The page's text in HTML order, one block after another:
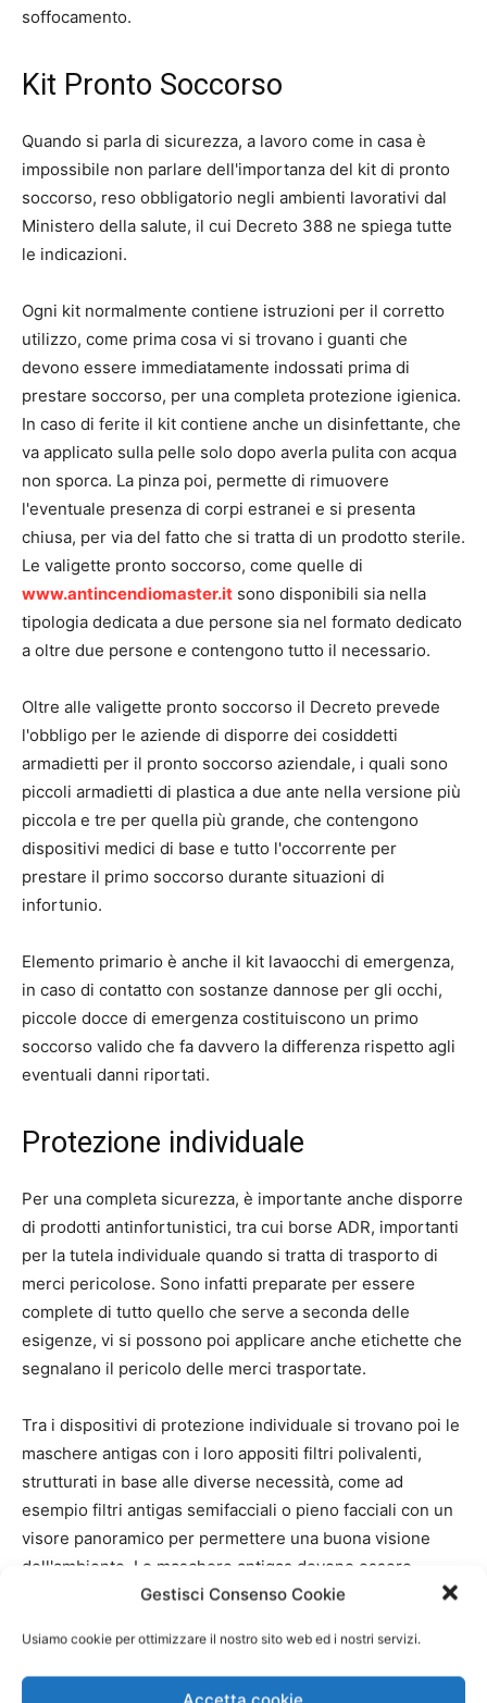
Gestisci Consenso Cookie
Usiamo cookie per ottimizzare il nostro sito web ed i nostri servizi.
soffocamento.
Kit Pronto Soccorso
Quando si parla di sicurezza, a lavoro come in casa è
impossibile non parlare dell'importanza del kit di pronto
soccorso, reso obbligatorio negli ambienti lavorativi dal
Ministero della salute, il cui Decreto 388 ne spiega tutte
le indicazioni.
Ogni kit normalmente contiene istruzioni per il corretto
utilizzo, come prima cosa vi si trovano i guanti che
devono essere immediatamente indossati prima di
prestare soccorso, per una completa protezione igienica.
In caso di ferite il kit contiene anche un disinfettante, che
va applicato sulla pelle solo dopo averla pulita con acqua
non sporca. La pinza poi, permette di rimuovere
l'eventuale presenza di corpi estranei e si presenta
chiusa, per via del fatto che si tratta di un prodotto sterile.
Le valigette pronto soccorso, come quelle di
www.antincendiomaster.it sono disponibili sia nella
tipologia dedicata a due persone sia nel formato dedicato
a oltre due persone e contengono tutto il necessario.
Oltre alle valigette pronto soccorso il Decreto prevede
l'obbligo per le aziende di disporre dei cosiddetti
armadietti per il pronto soccorso aziendale, i quali sono
piccoli armadietti di plastica a due ante nella versione più
piccola e tre per quella più grande, che contengono
dispositivi medici di base e tutto l'occorrente per
prestare il primo soccorso durante situazioni di
infortunio.
Elemento primario è anche il kit lavaocchi di emergenza,
in caso di contatto con sostanze dannose per gli occhi,
piccole docce di emergenza costituiscono un primo
soccorso valido che fa davvero la differenza rispetto agli
eventuali danni riportati.
Protezione individuale
Per una completa sicurezza, è importante anche disporre
di prodotti antinfortunistici, tra cui borse ADR, importanti
per la tutela individuale quando si tratta di trasporto di
merci pericolose. Sono infatti preparate per essere
complete di tutto quello che serve a seconda delle
esigenze, vi si possono poi applicare anche etichette che
segnalano il pericolo delle merci trasportate.
Tra i dispositivi di protezione individuale si trovano poi le
maschere antigas con i loro appositi filtri polivalenti,
strutturati in base alle diverse necessità, come ad
esempio filtri antigas semifacciali o pieno facciali con un
visore panoramico per permettere una buona visione
dell'ambiente. Le maschere antigas devono essere
costruite a norma CE, composte da una struttura facciale
perfettamente al viso. Presentano inoltre fibbie o
linguette che fissano in sicurezza la maschera dietro la